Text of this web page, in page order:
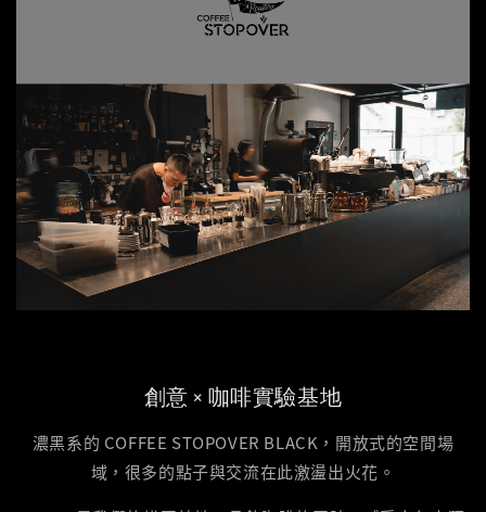
創意 × 咖啡實驗基地
濃黑系的 COFFEE STOPOVER BLACK，開放式的空間場
域，很多的點子與交流在此激盪出火花。